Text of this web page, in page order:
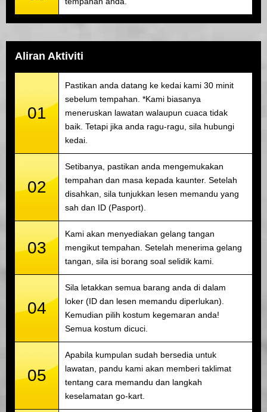
Aliran Aktiviti
01
Pastikan anda datang ke kedai kami 30 minit
sebelum tempahan. *Kami biasanya
meneruskan lawatan walaupun cuaca tidak
baik. Tetapi jika anda ragu-ragu, sila hubungi
kedai.
02
Setibanya, pastikan anda mengemukakan
tempahan dan masa kepada kaunter. Setelah
disahkan, sila tunjukkan lesen memandu yang
sah dan ID (Pasport).
03
Kami akan menyediakan gelang tangan
mengikut tempahan. Setelah menerima gelang
tangan, sila isi borang soal selidik kami.
04
Sila letakkan semua barang anda di dalam
loker (ID dan lesen memandu diperlukan).
Kemudian pilih kostum kegemaran anda!
Semua kostum dicuci.
05
Apabila kumpulan sudah bersedia untuk
lawatan, pandu kami akan memberi taklimat
tentang cara memandu dan langkah
keselamatan go-kart.